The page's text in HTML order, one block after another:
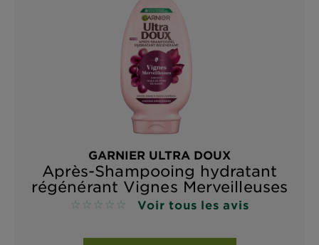
GARNIER ULTRA DOUX
Après-Shampooing hydratant
régénérant Vignes Merveilleuses
No reviews Voir tous les avis